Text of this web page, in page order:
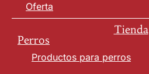
Oferta
Tienda
Perros
Productos para perros